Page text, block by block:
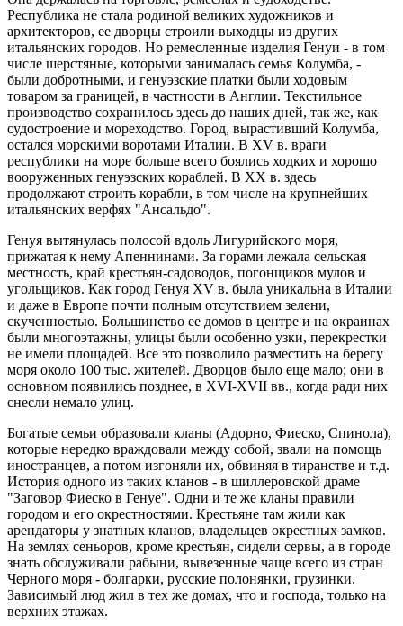
Республика не стала родиной великих художников и
архитекторов, ее дворцы строили выходцы из других
итальянских городов. Но ремесленные изделия Генуи - в том
числе шерстяные, которыми занималась семья Колумба, -
были добротными, и генуэзские платки были ходовым
товаром за границей, в частности в Англии. Текстильное
производство сохранилось здесь до наших дней, так же, как
судостроение и мореходство. Город, вырастивший Колумба,
остался морскими воротами Италии. В XV в. враги
республики на море больше всего боялись ходких и хорошо
вооруженных генуэзских кораблей. В XX в. здесь
продолжают строить корабли, в том числе на крупнейших
итальянских верфях "Ансальдо".
Генуя вытянулась полосой вдоль Лигурийского моря,
прижатая к нему Апеннинами. За горами лежала сельская
местность, край крестьян-садоводов, погонщиков мулов и
угольщиков. Как город Генуя XV в. была уникальна в Италии
и даже в Европе почти полным отсутствием зелени,
скученностью. Большинство ее домов в центре и на окраинах
были многоэтажны, улицы были особенно узки, перекрестки
не имели площадей. Все это позволило разместить на берегу
моря около 100 тыс. жителей. Дворцов было еще мало; они в
основном появились позднее, в XVI-XVII вв., когда ради них
снесли немало улиц.
Богатые семьи образовали кланы (Адорно, Фиеско, Спинола),
которые нередко враждовали между собой, звали на помощь
иностранцев, а потом изгоняли их, обвиняя в тиранстве и т.д.
История одного из таких кланов - в шиллеровской драме
"Заговор Фиеско в Генуе". Одни и те же кланы правили
городом и его окрестностями. Крестьяне там жили как
арендаторы у знатных кланов, владельцев окрестных замков.
На землях сеньоров, кроме крестьян, сидели сервы, а в городе
знать обслуживали рабыни, вывезенные чаще всего из стран
Черного моря - болгарки, русские полонянки, грузинки.
Зависимый люд жил в тех же домах, что и господа, только на
верхних этажах.